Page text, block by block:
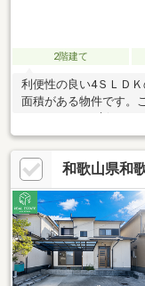
2階建て
利便性の良い4ＳＬＤ
面積がある物件です。
300万円です。新しい
リアや南海加太
和歌山県和